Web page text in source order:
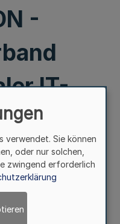
-
IT-
-
verwendet. Sie können
oder nur solchen,
zwingend erforderlich